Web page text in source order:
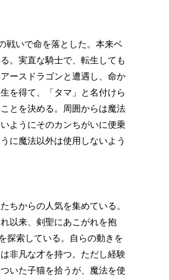
戦いで命を落とした。本来ベ
。実直な騎士で、転生しても
ースドラゴンと遭遇し、命か
を得て、「タマ」と名付けら
とを決める。周囲からは魔法
ようにそのカンちがいに便乗
に魔法以外は使用しないよう
ちからの人気を集めている。
以来、剣聖にあこがれを抱
探索している。自らの動きを
非凡な才を持つ。ただし経験
いた子猫を拾うが、魔法を使